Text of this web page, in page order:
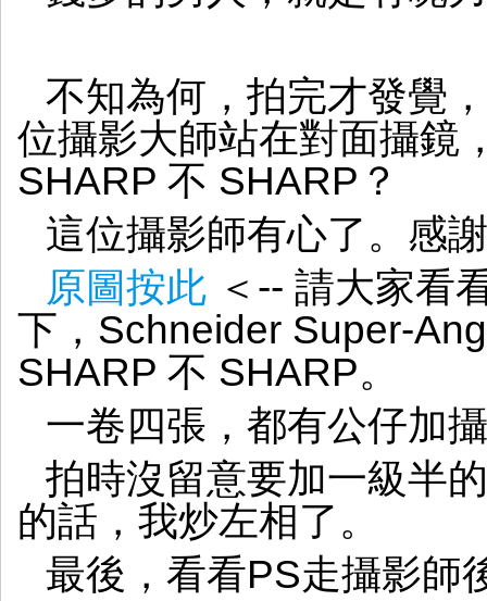
不知為何，拍完才發覺
位攝影大師站在對面攝鏡
SHARP 不 SHARP？
這位攝影師有心了。感
原圖按此 ＜-- 請大家看
下，Schneider Super-
SHARP 不 SHARP。
一卷四張，都有公仔加
拍時沒留意要加一級半
的話，我炒左相了。
最後，看看PS走攝影師